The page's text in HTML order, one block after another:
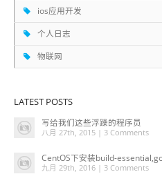
ios应用开发
个人日志
物联网
LATEST POSTS
写给我们这些浮躁的程序员
八月 27th, 2015 | 3 Comments
CentOS下安装build-
九月 29th, 2016 | 3 Comments